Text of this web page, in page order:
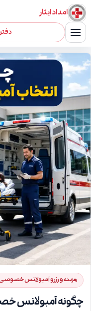
رفتن به محتوا
امداد ایثار
هزینه و رزرو آمبولانس
چگونه آمبولانس